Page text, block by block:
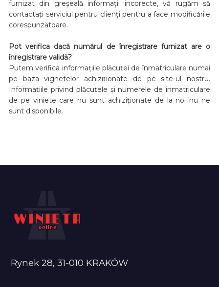
furnizat din greșeală informații incorecte, vă rugăm să
contactați serviciul pentru clienți pentru a face modificările
corespunzătoare.
Pot verifica dacă numărul de înregistrare furnizat are o
înregistrare validă?
Putem verifica informațiile plăcuței de înmatriculare numai
pe baza vignetelor achiziționate de pe site-ul nostru.
Informațiile privind plăcuțele și numerele de înmatriculare
de pe viniete care nu sunt achiziționate de la noi nu ne
sunt disponibile.
Rynek 28, 31-010 KRAKÓW